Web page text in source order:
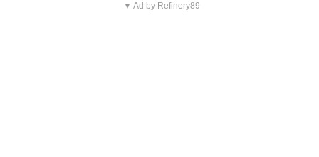
▼ Ad by Refinery89